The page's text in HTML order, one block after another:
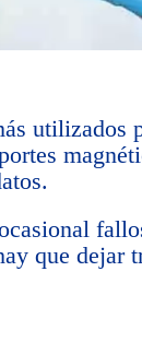
que dejar